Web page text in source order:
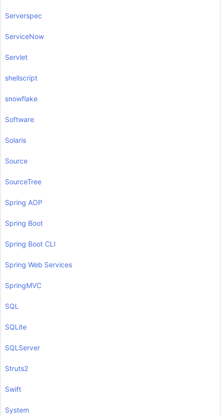
Serverspec
ServiceNow
Servlet
shellscript
snowflake
Software
Solaris
Source
SourceTree
Spring AOP
Spring Boot
Spring Boot CLI
Spring Web Services
SpringMVC
SQL
SQLite
SQLServer
Struts2
Swift
System